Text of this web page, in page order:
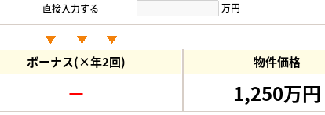
直接入力する 万円
ボーナス(×年2回)
－
物件価格
1,250万円